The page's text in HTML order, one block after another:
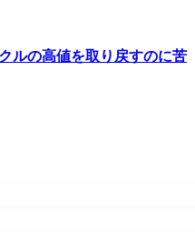
ルの高値を取り戻すのに苦